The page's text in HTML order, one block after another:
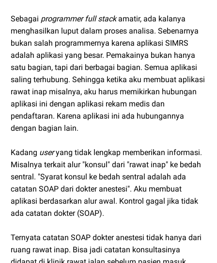
Sebagai programmer full stackamatir, ada kalanya
menghasilkan luput dalam proses analisa. Sebenarnya
bukan salah programmernya karena aplikasi SIMRS
adalah aplikasi yang besar. Pemakainya bukan hanya
satu bagian, tapi dari berbagai bagian. Semua aplikasi
saling terhubung. Sehingga ketika aku membuat aplikasi
rawat inap misalnya, aku harus memikirkan hubungan
aplikasi ini dengan aplikasi rekam medis dan
pendaftaran. Karena aplikasi ini ada hubungannya
dengan bagian lain.
Kadang useryang tidak lengkap memberikan informasi.
Misalnya terkait alur "konsul" dari "rawat inap" ke bedah
sentral. "Syarat konsul ke bedah sentral adalah ada
catatan SOAP dari dokter anestesi". Aku membuat
aplikasi berdasarkan alur awal. Kontrol gagal jika tidak
ada catatan dokter (SOAP).
Ternyata catatan SOAP dokter anestesi tidak hanya dari
ruang rawat inap. Bisa jadi catatan konsultasinya